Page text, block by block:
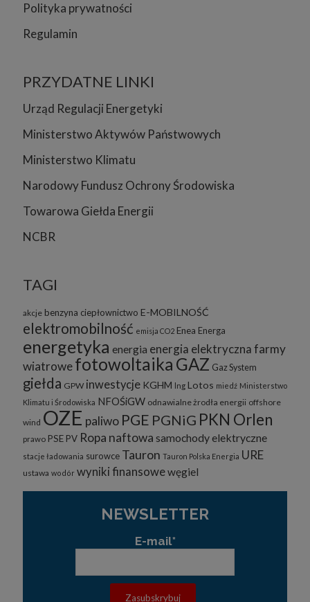
Polityka prywatności
Regulamin
PRZYDATNE LINKI
Urząd Regulacji Energetyki
Ministerstwo Aktywów Państwowych
Ministerstwo Klimatu
Narodowy Fundusz Ochrony Środowiska
Towarowa Giełda Energii
NCBR
TAGI
akcje benzyna ciepłownictwo E-MOBILNOŚĆ
elektromobilność emisja CO2 Enea Energa
energetyka energia energia elektrycznafarmy
wiatrowefotowoltaika GAZ Gaz System
giełda GPW inwestycje KGHM lng Lotos miedź Ministerstwo
Klimatu i Środowiska NFOŚiGW odnawialne żrodła energii offshore
wind OZE paliwo PGE PGNiG PKN Orlen
prawo PSE PV Ropa naftowa samochody elektryczne
stacje ładowania surowce Tauron Tauron Polska Energia URE
ustawa wodór wyniki finansowewęgiel
NEWSLETTER
E-mail*